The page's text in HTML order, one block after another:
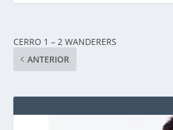
CERRO 1 – 2 WANDERERS
ANTERIOR